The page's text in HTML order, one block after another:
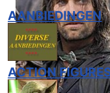
AANBIEDINGEN
ACTION